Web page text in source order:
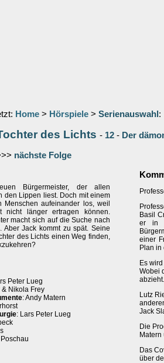
Home > Hörspiele > Serienauswahl :
des Lichts - 12 - Der
nächste Folge
Bürgermeister, der allen
den Lippen liest. Doch mit einem
aufeinander los, weil
nicht länger ertragen können.
macht sich auf die Suche nach
Aber Jack kommt zu spät. Seine
des Lichts einen Weg finden,
Peter Lueg
Nikola Frey
: Andy Matern
: Lars Peter Lueg
Basil
er in
einer
Plan in
Es
Wobei
abzieht.
Lutz
Jack
Die
Das
über